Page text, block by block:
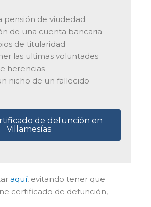
pensión de viudedad
de una cuenta bancaria
de titularidad
las ultimas voluntades
herencias
nicho de un fallecido
de defunción en
Villamesías
aquí, evitando tener que
certificado de defunción,